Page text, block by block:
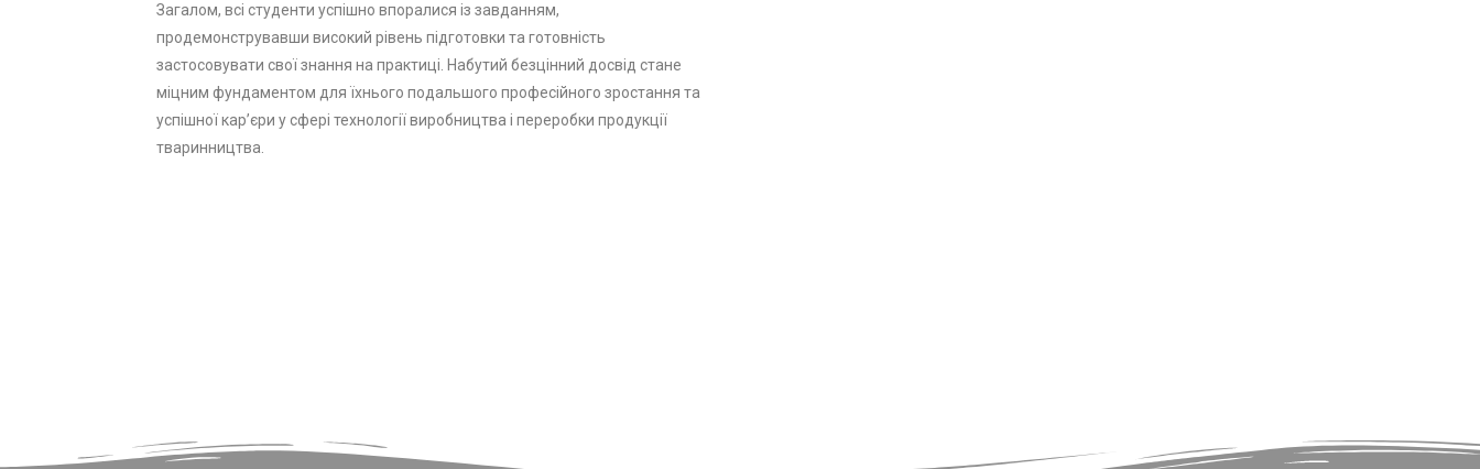
Загалом, всі студенти успішно впоралися із завданням,
продемонструвавши високий рівень підготовки та готовність
застосовувати свої знання на практиці. Набутий безцінний досвід стане
міцним фундаментом для їхнього подальшого професійного зростання та
успішної кар’єри у сфері технології виробництва і переробки продукції
тваринництва.